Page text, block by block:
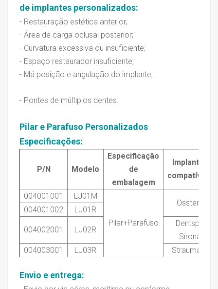
de implantes personalizados:
- Restauração estética anterior;
- Área de carga oclusal posterior;
- Curvatura excessiva ou insuficiente;
- Espaço restaurador insuficiente;
- Má posição e angulação do implante;
- Pontes de múltiplos dentes.
Pilar e Parafuso Personalizados
Especificações:
P/N Modelo
Especificação
de
embalagem
Implantes
compatíveis
004001001 LJ01M
Pilar+Parafuso
Osstem
004001002 LJ01R
004002001 LJ02R
Dentsply
Sirona
004003001
LJ03R Straumann
Envio e entrega: